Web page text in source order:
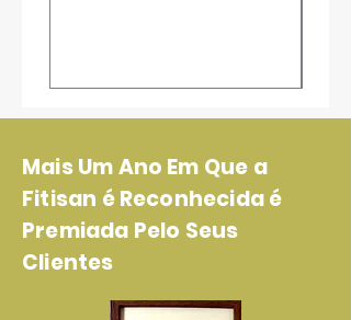
Mais Um Ano Em Que a
Fitisan é Reconhecida é
Premiada Pelo Seus
Clientes